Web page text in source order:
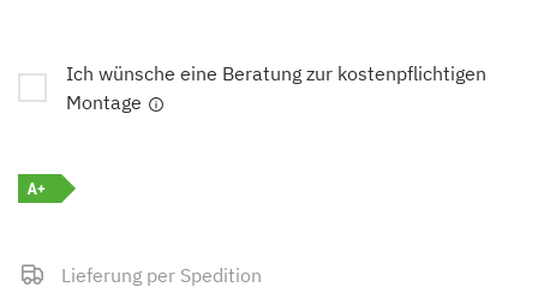
Ich wünsche eine Beratung zur kostenpflichtigen
Montage
A+
Lieferung per Spedition